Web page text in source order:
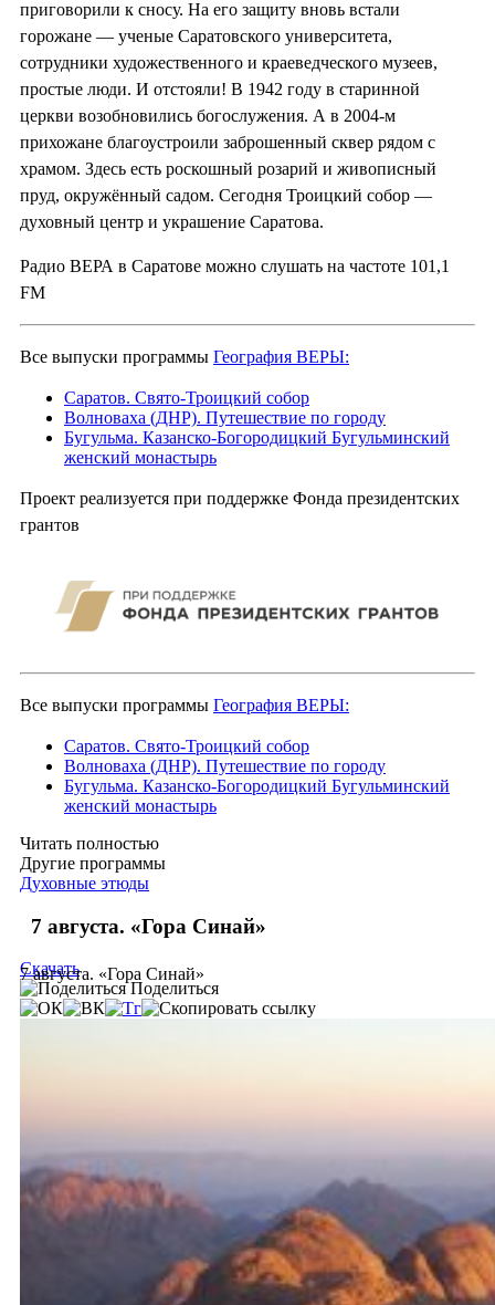
приговорили к сносу. На его защиту вновь встали
горожане — ученые Саратовского университета,
сотрудники художественного и краеведческого музеев,
простые люди. И отстояли! В 1942 году в старинной
церкви возобновились богослужения. А в 2004-м
прихожане благоустроили заброшенный сквер рядом с
храмом. Здесь есть роскошный розарий и живописный
пруд, окружённый садом. Сегодня Троицкий собор —
духовный центр и украшение Саратова.
Радио ВЕРА в Саратове можно слушать на частоте 101,1
FM
Все выпуски программы География ВЕРЫ:
Саратов. Свято-Троицкий собор
Волноваха (ДНР). Путешествие по городу
Бугульма. Казанско-Богородицкий Бугульминский
женский монастырь
Проект реализуется при поддержке Фонда президентских
грантов
Все выпуски программы География ВЕРЫ:
Саратов. Свято-Троицкий собор
Волноваха (ДНР). Путешествие по городу
Бугульма. Казанско-Богородицкий Бугульминский
женский монастырь
Читать полностью
Другие программы
Духовные этюды
7 августа. «Гора Синай»
7 августа. «Гора Синай»
Скачать
Поделиться